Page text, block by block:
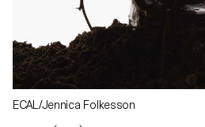
ECAL/Jennica Folkesson